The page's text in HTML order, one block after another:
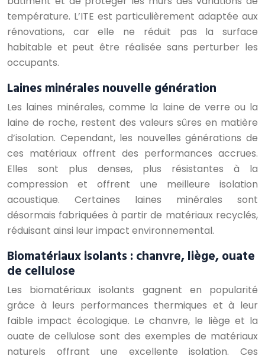
température. L’ITE est particulièrement adaptée aux
rénovations, car elle ne réduit pas la surface
habitable et peut être réalisée sans perturber les
occupants.
Laines minérales nouvelle génération
Les laines minérales, comme la laine de verre ou la
laine de roche, restent des valeurs sûres en matière
d’isolation. Cependant, les nouvelles générations de
ces matériaux offrent des performances accrues.
Elles sont plus denses, plus résistantes à la
compression et offrent une meilleure isolation
acoustique. Certaines laines minérales sont
désormais fabriquées à partir de matériaux recyclés,
réduisant ainsi leur impact environnemental.
Biomatériaux isolants : chanvre, liège, ouate
de cellulose
Les biomatériaux isolants gagnent en popularité
grâce à leurs performances thermiques et à leur
faible impact écologique. Le chanvre, le liège et la
ouate de cellulose sont des exemples de matériaux
naturels offrant une excellente isolation. Ces